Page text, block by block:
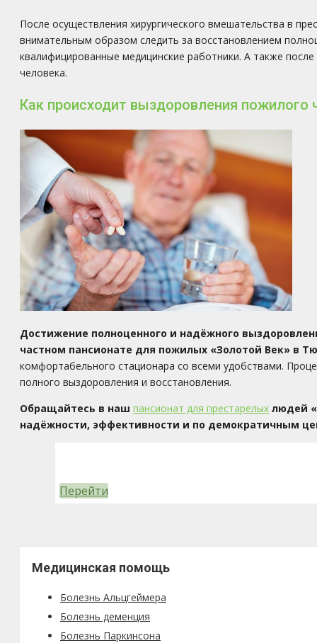
После осуществления хирургического вмешательства в
внимательным образом следить за восстановлением
квалифицированные медицинские работники. А также
человека.
Как происходит выздоровления
Достижение полноценного и надёжного
частном пансионате для пожилых «Золотой Век» в
комфортабельного стационара со всеми удобствами.
полного выздоровления и восстановления.
Обращайтесь в наш пансионат для престарелых людей
надёжности, эффективности и по демократичным
Перейти
Медицинская помощь
Болезнь Альцгеймера
Болезнь деменция
Болезнь Паркинсона